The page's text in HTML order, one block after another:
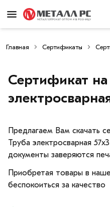
Главная Сертификаты
Сертификат на
Предлагаем Вам скачать
Труба электросварная
документы заверяются
Приобретая товары в
беспокоиться за качество